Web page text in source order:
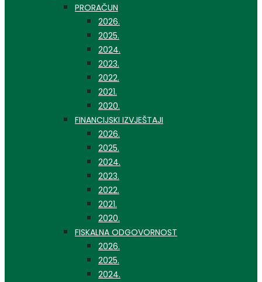
PRORAČUN
2026.
2025.
2024.
2023.
2022.
2021.
2020.
FINANCIJSKI IZVJEŠTAJI
2026.
2025.
2024.
2023.
2022.
2021.
2020.
FISKALNA ODGOVORNOST
2026.
2025.
2024.